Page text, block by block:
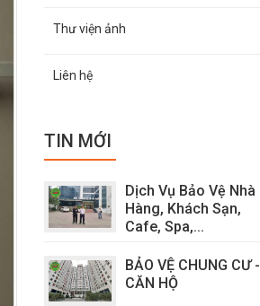
Thư viện ảnh
Liên hệ
TIN MỚI
Dịch Vụ Bảo Vệ Nhà
Hàng, Khách Sạn,
Cafe, Spa,...
BẢO VỆ CHUNG CƯ -
CĂN HỘ